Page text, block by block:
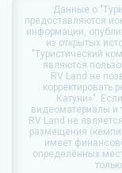
Данные о
предоставляются
информации,
из открытых
"Туристический
являются
RV Land не
корректировать
Катуни»".
видеоматериалы и
RV Land не
размещения
имеет
определённых